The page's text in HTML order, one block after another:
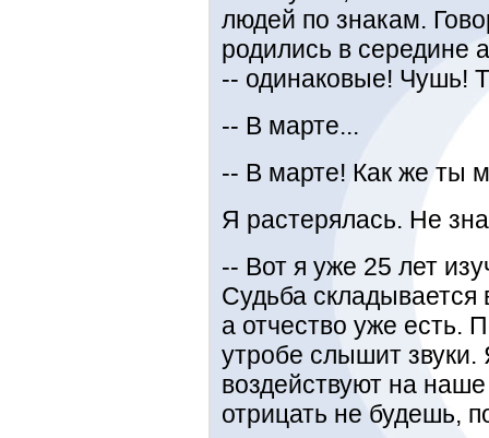
людей по знакам.
родились в середине
-- одинаковые! Чушь!
-- В марте...
-- В марте! Как же ты
Я растерялась. Не
-- Вот я уже 25 лет
Судьба складывается
а отчество уже есть.
утробе слышит звуки.
воздействуют на
отрицать не будешь,